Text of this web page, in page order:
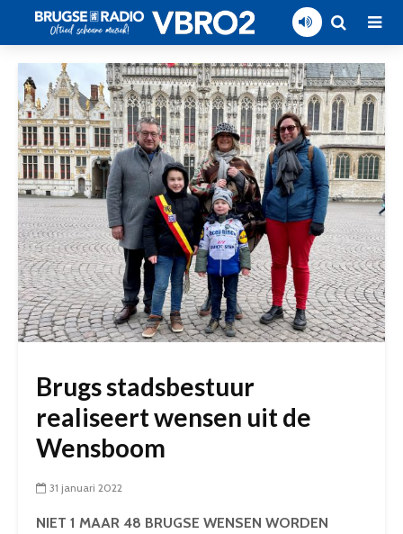
Brugs stadsbestuur
realiseert wensen uit de
Wensboom
31 januari 2022
NIET 1 MAAR 48 BRUGSE WENSEN WORDEN